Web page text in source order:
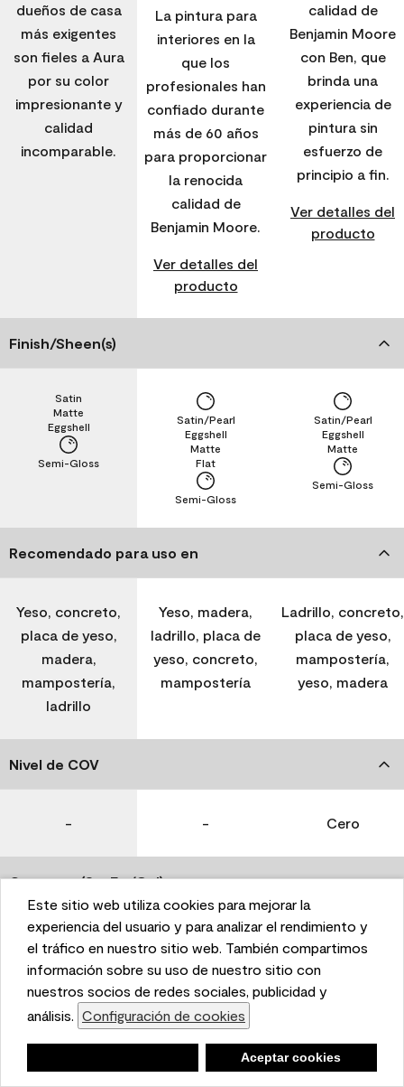
This website uses cookies to enhance user experience
and to analyze performance and traffic on our website.
We also share information about your use of our site
with our social media, advertising, and analytics
partners. Cookie Settings
Accept Cookies
Este sitio web utiliza cookies para mejorar la
experiencia del usuario y para analizar el rendimiento y
el tráfico en nuestro sitio web. También compartimos
información sobre su uso de nuestro sitio con
nuestros socios de redes sociales, publicidad y
análisis. Configuración de cookies
Aceptar cookies
dueños de casa
más exigentes
son fieles a Aura
por su color
impresionante y
calidad
incomparable.
La pintura para
interiores en la
que los
profesionales han
confiado durante
más de 60 años
para proporcionar
la renocida
calidad de
Benjamin Moore.
Ver detalles del
producto
calidad de
Benjamin Moore
con Ben, que
brinda una
experiencia de
pintura sin
esfuerzo de
principio a fin.
Ver detalles del
producto
Finish/Sheen(s)
Semi-Gloss
Eggshell
Matte
Satin
Semi-Gloss
Flat
Matte
Eggshell
Satin/Pearl
Semi-Gloss
Matte
Eggshell
Satin/Pearl
Recomendado para uso en
Yeso, concreto,
placa de yeso,
madera,
mampostería,
ladrillo
Yeso, madera,
ladrillo, placa de
yeso, concreto,
mampostería
Ladrillo, concreto,
placa de yeso,
mampostería,
yeso, madera
Nivel de COV
- - Cero
Coverage (Sq. Ft./Gal)
350-400 400-450 400-450
Tiempo de secado
1 hora